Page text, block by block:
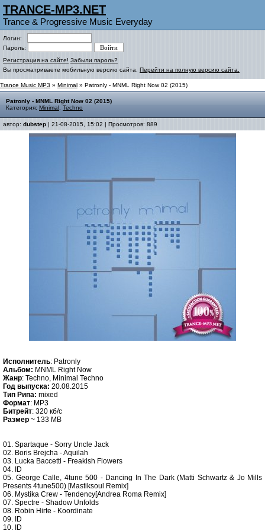
TRANCE-MP3.NET
Trance & Progressive Music Everyday
Логин:
Пароль:
Регистрация на сайте! Забыли пароль?
Вы просматриваете мобильную версию сайта. Перейти на полную версию сайта.
Trance Music MP3 » Minimal » Patronly - MNML Right Now 02 (2015)
Patronly - MNML Right Now 02 (2015)
Категория: Minimal Techno
автор: dubstep | 21-08-2015, 15:02 | Просмотров: 889
Исполнитель: Patronly
Альбом: MNML Right Now
Жанр: Techno, Minimal Techno
Год выпуска: 20.08.2015
Тип Рипа: mixed
Формат: MP3
Битрейт: 320 кб/c
Размер ~ 133 MB
01. Spartaque - Sorry Uncle Jack
02. Boris Brejcha - Aquilah
03. Lucka Baccetti - Freakish Flowers
04. ID
05. George Calle, 4tune 500 - Dancing In The Dark (Matti Schwartz & Jo Mills
Presents 4tune500) [Mastiksoul Remix]
06. Mystika Crew - Tendency[Andrea Roma Remix]
07. Spectre - Shadow Unfolds
08. Robin Hirte - Koordinate
09. ID
10. ID